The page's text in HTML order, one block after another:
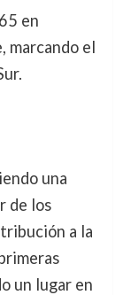
en
marcando el
una
de los
a la
un lugar en